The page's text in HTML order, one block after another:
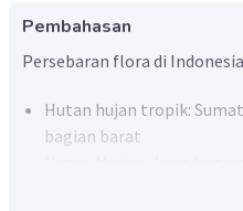
Pembahasan
Persebaran flora di
Hutan hujan tropik:
bagian barat